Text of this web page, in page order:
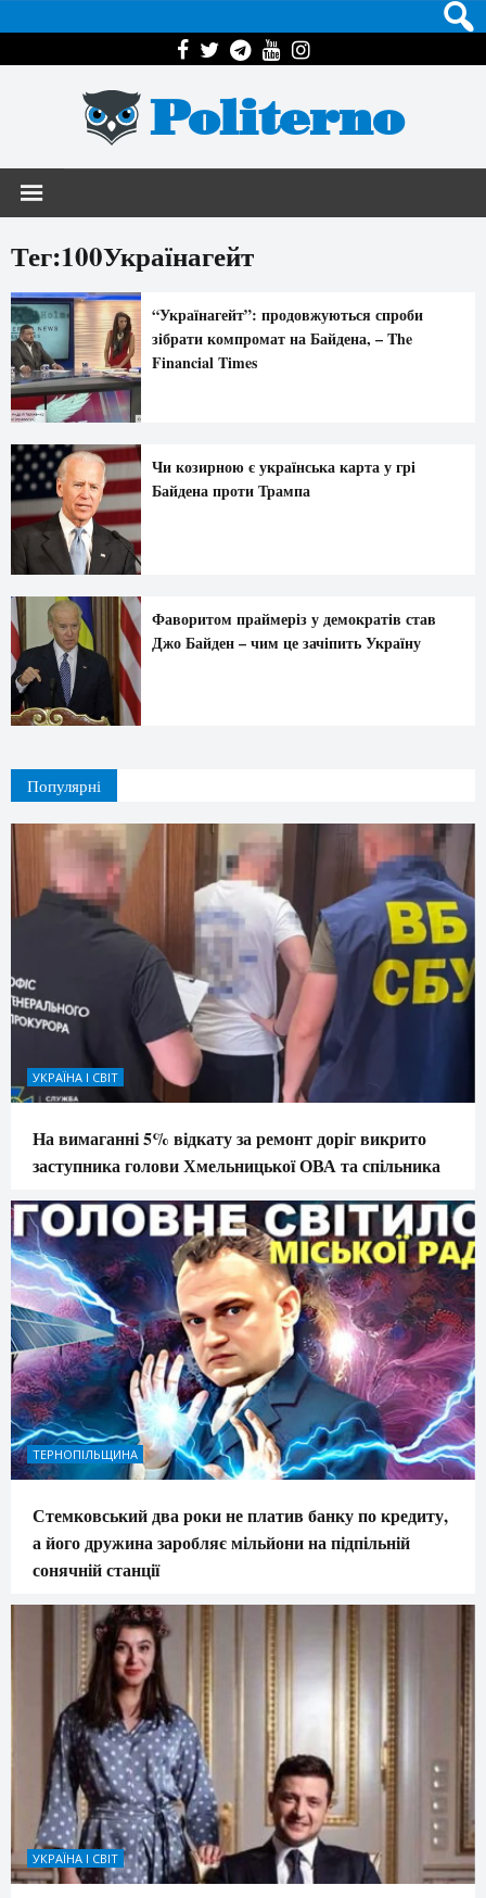
Politerno
Тег:100Українагейт
“Українагейт”: продовжуються спроби
зібрати компромат на Байдена, – The
Financial Times
Чи козирною є українська карта у грі
Байдена проти Трампа
Фаворитом праймеріз у демократів став
Джо Байден – чим це зачіпить Україну
Популярні
УКРАЇНА І СВІТ
На вимаганні 5% відкату за ремонт доріг викрито
заступника голови Хмельницької ОВА та спільника
ТЕРНОПІЛЬЩИНА
Стемковський два роки не платив банку по кредиту,
а його дружина заробляє мільйони на підпільній
сонячній станції
УКРАЇНА І СВІТ